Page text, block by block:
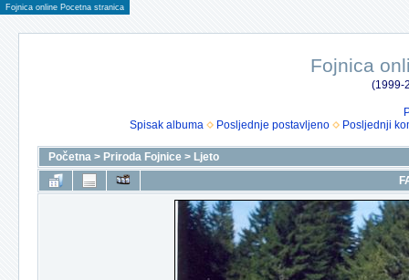
Fojnica online Pocetna stranica
Fojnica
(1999-
Spisak albuma
Posljednje postavljeno Posljednji
Početna > Priroda Fojnice > Ljeto